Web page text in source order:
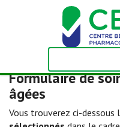
Formulaire de
âgées
Vous trouverez ci-dessous